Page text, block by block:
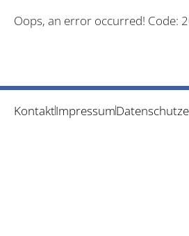
Oops, an error occurred! Code:
KontaktImpressum